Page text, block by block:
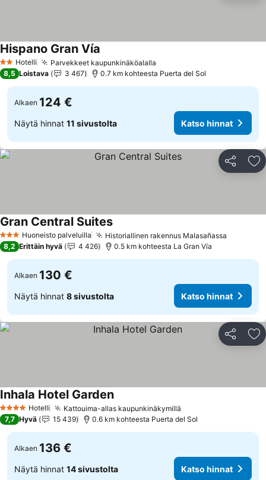
2 Tähtiluokitus
Hotelli Parvekkeet kaupunkinäköalalla
Hispano Gran Vía
8,5 Loistava 3 467 0.7 km kohteesta Puerta del Sol
Alkaen 124 €
Näytä hinnat 11 sivustolta Katso hinnat
Jaa
3 Tähtiluokitus
Huoneisto palveluilla Historiallinen rakennus Malasañassa
Gran Central SuitesKatso hinnat
8,2 Erittäin hyvä 4 426 0.5 km kohteesta La Gran Vía
Alkaen 130 €
Näytä hinnat 8 sivustolta Katso hinnat
Jaa
4 Tähtiluokitus
Hotelli Kattouima-allas kaupunkinäkymillä
Inhala Hotel GardenKatso hinnat
7,7 Hyvä 15 439 0.6 km kohteesta Puerta del Sol
Alkaen 136 €
Näytä hinnat 14 sivustolta Katso hinnat